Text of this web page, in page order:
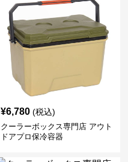
¥6,780 (税込)
クーラーボックス専門店 アウト
ドアプロ保冷容器